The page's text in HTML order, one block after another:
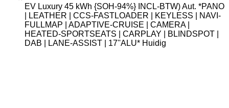
EV Luxury 45 kWh {SOH-94%} INCL-BTW) Aut. *PANO
| LEATHER | CCS-FASTLOADER | KEYLESS | NAVI-
FULLMAP | ADAPTIVE-CRUISE | CAMERA |
HEATED-SPORTSEATS | CARPLAY | BLINDSPOT |
DAB | LANE-ASSIST | 17''ALU* Huidig